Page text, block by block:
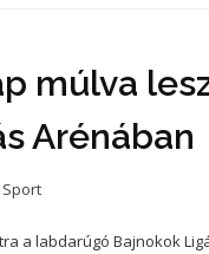
múlva
Arénában
Sport
a labdarúgó Bajnokok